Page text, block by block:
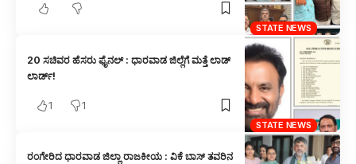
STATE NEWS
STATE NEWS
20 ಸಚಿವರ ಹೆಸರು ಫೈನಲ್ : ಧಾರವಾಡ ಜಿಲ್ಲೆಗೆ ಮತ್ತೆ ಲಾಡ್
ಲಾರ್ಡ್!
1 1
ರಂಗೇರಿದ ಧಾರವಾಡ ಜಿಲ್ಲಾ ರಾಜಕೀಯ : ವಿಕೆ ಬಾಸ್ ತವರಿನ